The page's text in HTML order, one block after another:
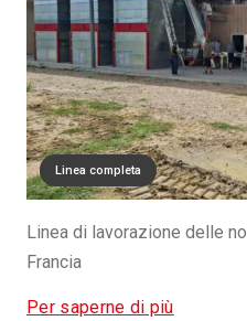
Linea completa
Linea di lavorazione delle
Francia
Per saperne di più